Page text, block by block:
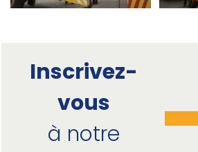
Inscrivez-
vous
à notre